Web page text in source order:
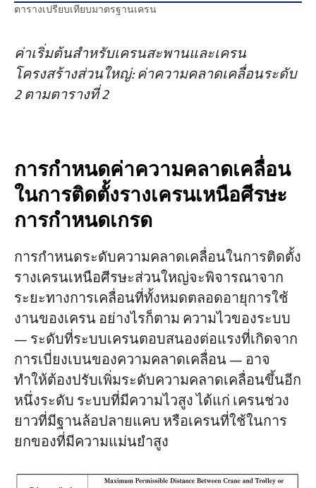
ตารางเปรียบเทียบมาตรฐานเครน
ค่าเริ่มต้นสำหรับเครนสะพานและเครน
โครงสร้างส่วนใหญ่: ค่าความคลาดเคลื่อนระดับ
2 ตามตารางที่ 2
การกำหนดค่าความคลาดเคลื่อน
ในการติดตั้งรางเครนเหนือศีรษะ
การกำหนดเกรด
การกำหนดระดับความคลาดเคลื่อนในการติดตั้ง
รางเครนเหนือศีรษะส่วนใหญ่จะพิจารณาจาก
ระยะทางการเคลื่อนที่ทั้งหมดตลอดอายุการใช้
งานของเครน อย่างไรก็ตาม ความไวของระบบ
— ระดับที่ระบบเครนตอบสนองต่อแรงที่เกิดจาก
การเบี่ยงเบนของความคลาดเคลื่อน — อาจ
ทำให้ต้องปรับเพิ่มระดับความคลาดเคลื่อนขึ้นอีก
หนึ่งระดับ ระบบที่มีความไวสูง ได้แก่ เครนช่วง
ยาวที่มีฐานล้อปลายแคบ หรือเครนที่ใช้ในการ
ยกของที่มีความแม่นยำสูง